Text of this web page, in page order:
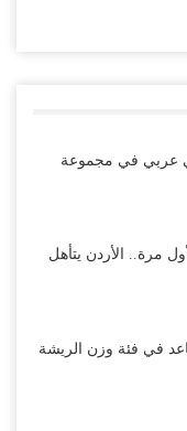
2026: ديربي عربي في مجموعة
مرة.. الأردن يتأهل
في فئة وزن الريشة